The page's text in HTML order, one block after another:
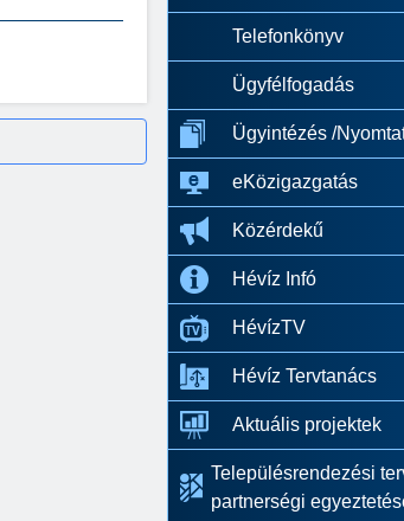
Telefonkönyv
Ügyfélfogadás
Ügyintézés /
eKözigazgatás
Közérdekű
Hévíz Infó
HévízTV
Hévíz Tervtanács
Aktuális projektek
Településrendezési
partnerségi